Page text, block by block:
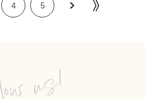
4 5